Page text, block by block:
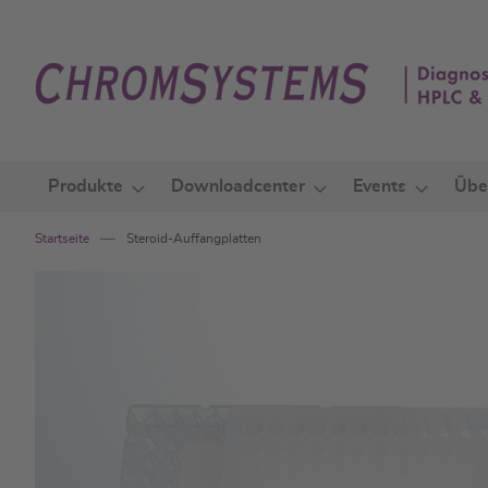
springen
Produkte Downloadcenter Events
Startseite Steroid-Auffangplatten